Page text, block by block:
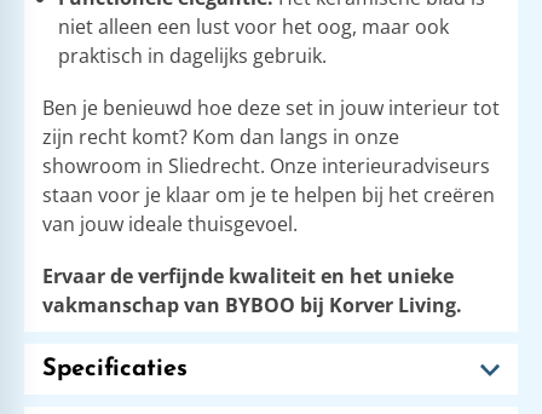
niet alleen een lust voor het oog, maar ook
praktisch in dagelijks gebruik.
Ben je benieuwd hoe deze set in jouw interieur tot
zijn recht komt? Kom dan langs in onze
showroom in Sliedrecht. Onze interieuradviseurs
staan voor je klaar om je te helpen bij het creëren
van jouw ideale thuisgevoel.
Ervaar de verfijnde kwaliteit en het unieke
vakmanschap van BYBOO bij Korver Living.
Specificaties